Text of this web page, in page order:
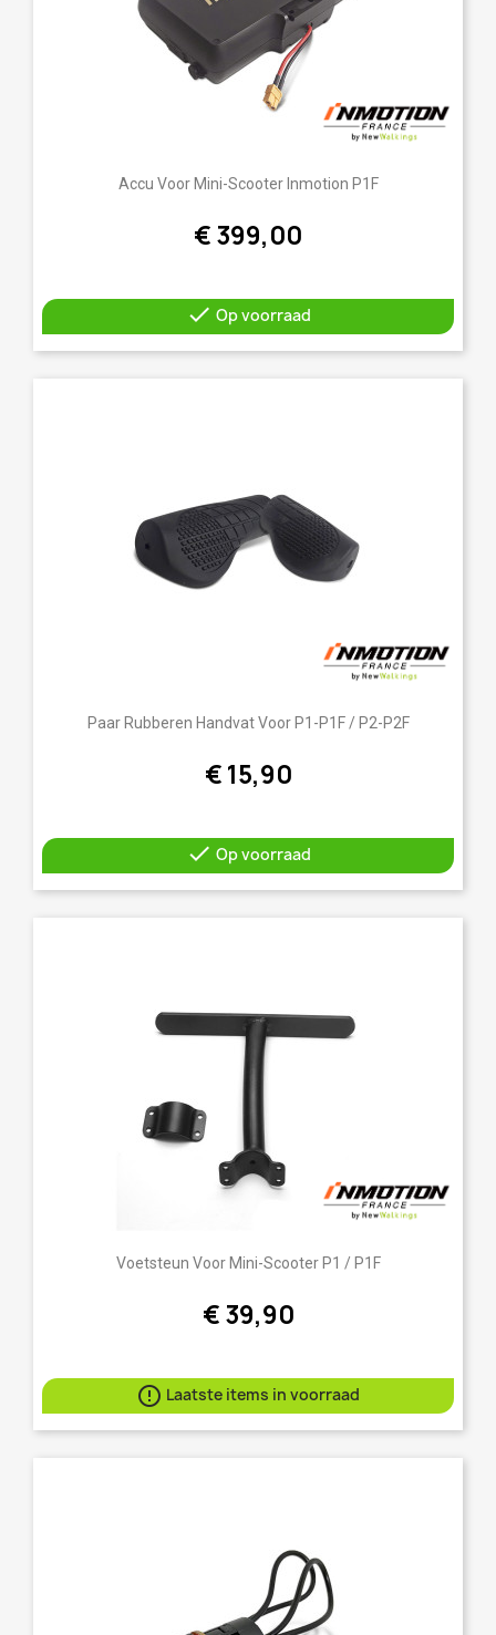
Accu Voor Mini-Scooter Inmotion P1F
€ 399,00
 Op voorraad
Paar Rubberen Handvat Voor P1-P1F / P2-P2F
€ 15,90
 Op voorraad
Voetsteun Voor Mini-Scooter P1 / P1F
€ 39,90
 Laatste items in voorraad